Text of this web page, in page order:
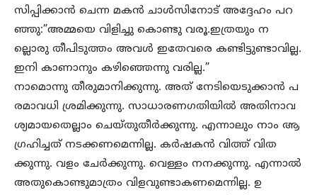
സിപ്പിക്കാൻ ചെന്ന മകൻ ചാൾസിനോട് അദ്ദേഹം പറ
ഞ്ഞു:”അമ്മയെ വിളിച്ചു കൊണ്ടു വരൂ.ഇത്രയും ന
ല്ലൊരു തീപിടുത്തം അവൾ ഇതേവരെ കണ്ടിട്ടുണ്ടാവില്ല.
ഇനി കാണാനും കഴിഞ്ഞെന്നു വരില്ല.”
നാമൊന്നു തീരുമാനിക്കുന്നു. അത് നേടിയെടുക്കാൻ പ
രമാവധി ശ്രമിക്കുന്നു. സാധാരണഗതിയിൽ അതിനാവ
ശ്യമായതെല്ലാം ചെയ്തുതീർക്കുന്നു. എന്നാലും നാം ആ
ഗ്രഹിച്ചത് നടക്കണമെന്നില്ല. കർഷകൻ വിത്ത് വിത
ക്കുന്നു. വളം ചേർക്കുന്നു. വെള്ളം നനക്കുന്നു. എന്നാൽ
അതുകൊണ്ടുമാത്രം വിളവുണ്ടാകണമെന്നില്ല. ഉ